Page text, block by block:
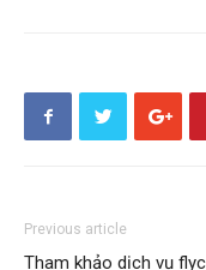
Previous article
Tham khảo dịch vụ